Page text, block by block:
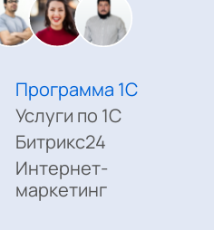
Программа 1С
Услуги по 1С
Битрикс24
Интернет-
маркетинг